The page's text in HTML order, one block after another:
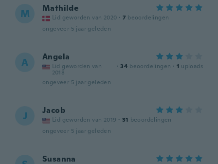
M Mathilde
Lid geworden van 2020 · 7 beoordelingen
ongeveer 5 jaar geleden
A Angela
Lid geworden van
2018
· 34 beoordelingen · 1 uploads
ongeveer 5 jaar geleden
J Jacob
Lid geworden van 2019 · 31 beoordelingen
ongeveer 5 jaar geleden
Susanna